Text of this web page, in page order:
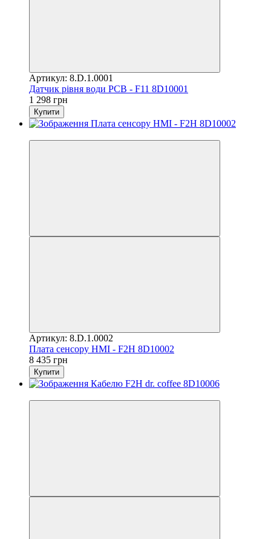
Артикул: 8.D.1.0001
Датчик рівня води PCB - F11 8D10001
1 298 грн
Купити
Артикул: 8.D.1.0002
Плата сенсору HMI - F2H 8D10002
8 435 грн
Купити